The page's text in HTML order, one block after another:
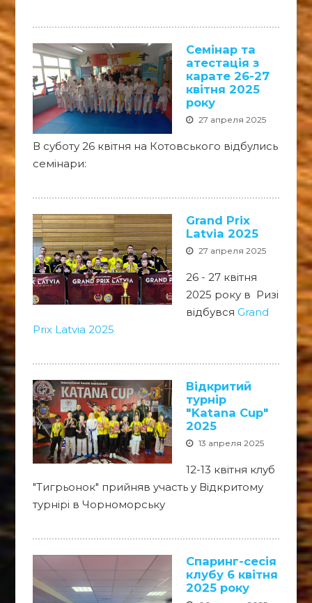
Семінар та
атестація з
карате 26-27
квітня 2025
року
27 апреля 2025
В суботу 26 квітня на Котовського відбулись
семінари:
Grand Prix
Latvia 2025
27 апреля 2025
26 - 27 квітня
2025 року в Ризі
відбувся Grand
Prix Latvia 2025
Відкритий
турнір
"Katana Cup"
2025
13 апреля 2025
12-13 квітня клуб
"Тигрьонок" прийняв участь у Відкритому
турнірі в Чорноморську
Спаринг-сесія
клубу 6 квітня
2025 року